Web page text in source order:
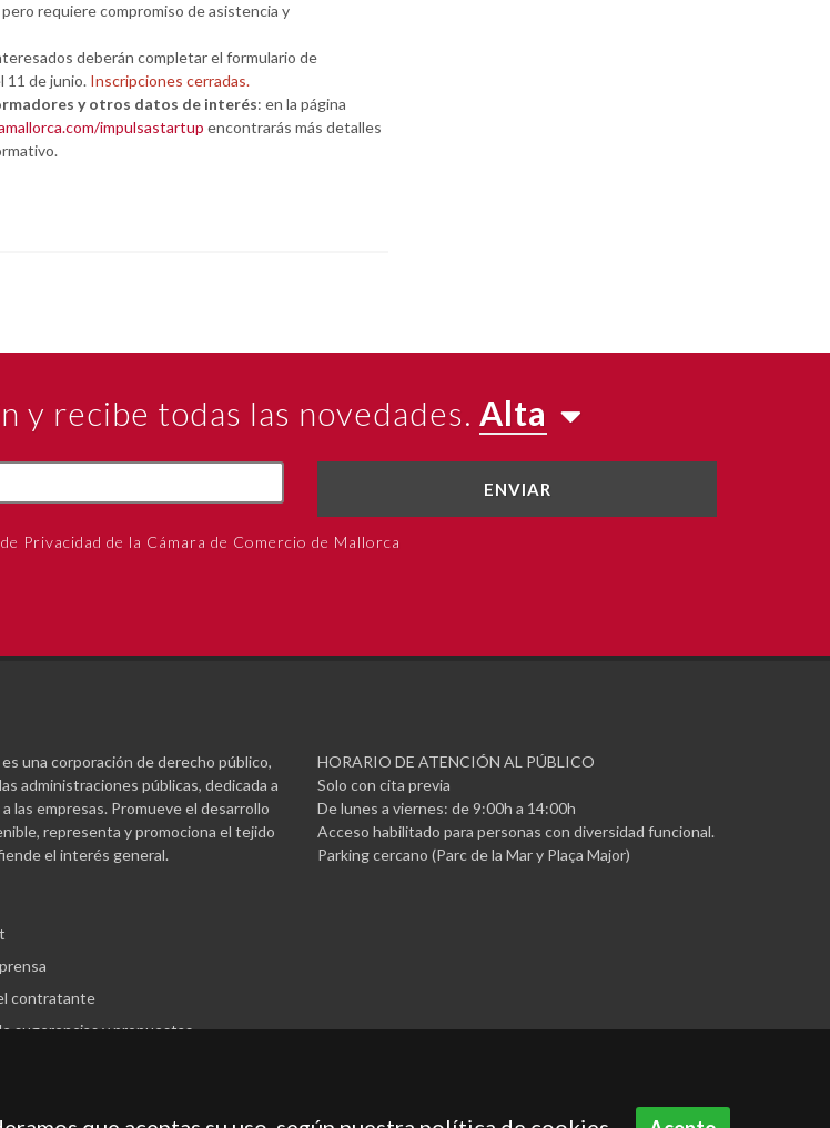
requiere compromiso de asistencia y
deberán completar el formulario de
11 de junio. Inscripciones cerradas.
y otros datos de interés: en la página
impulsastartup encontrarás más detalles
y recibe todas las novedades. Alta
ENVIAR
Privacidad de la Cámara de Comercio de Mallorca
una corporación de derecho público,
administraciones públicas, dedicada a
las empresas. Promueve el desarrollo
representa y promociona el tejido
el interés general.
contratante
sugerencias y propuestas
HORARIO DE ATENCIÓN AL PÚBLICO
Solo con cita previa
De lunes a viernes: de 9:00h a 14:00h
Acceso habilitado para personas con diversidad funcional.
Parking cercano (Parc de la Mar y Plaça Major)